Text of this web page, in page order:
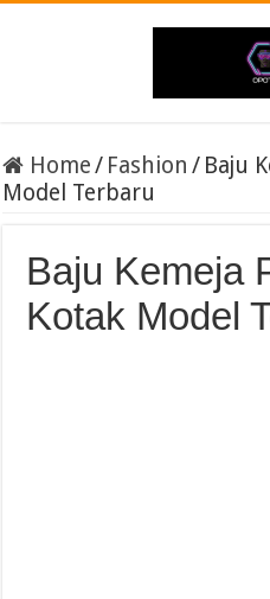
Home/ Fashion / Baju
Model Terbaru
Baju Kemeja
Kotak Model